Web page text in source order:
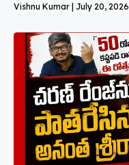
Vishnu Kumar July 20, 2026